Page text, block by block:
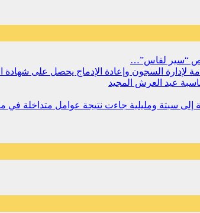
“سير لفاس”…
لإدارة السجون وإعادة الإدماج يحصل على
عيد العرش المجيد
إلى سبتة ومليلية جاءت نتيجة عوامل متداخلة